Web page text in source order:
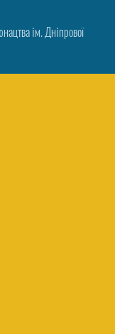
ім. Дніпрової